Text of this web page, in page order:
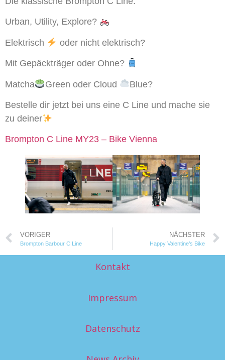
Urban, Utility, Explore?⁠
Elektrisch oder nicht elektrisch?⁠
Mit Gepäckträger oder Ohne?
Matcha Green oder Cloud Blue?⁠
Bestelle dir jetzt bei uns eine C Line und mache sie
zu deiner
Brompton C Line MY23 – Bike Vienna
VORIGER
Brompton Barbour C Line
NÄCHSTER
Happy Valentine’s Bike
Kontakt
Impressum
Datenschutz